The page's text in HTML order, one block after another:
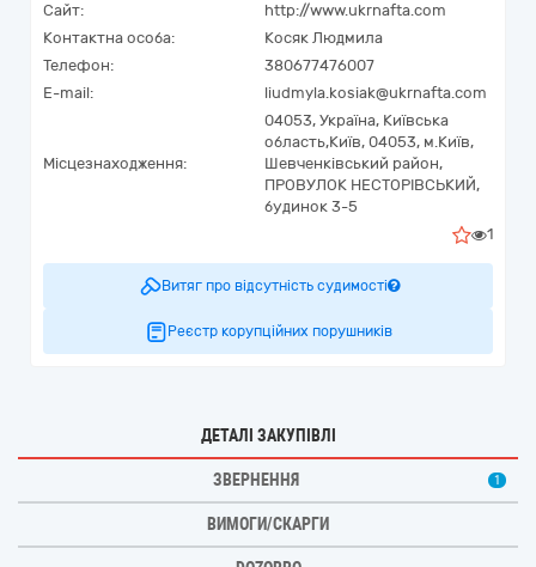
Сайт:
http://www.ukrnafta.com
Контактна особа:
Косяк Людмила
Телефон:
380677476007
E-mail:
liudmyla.kosiak@ukrnafta.com
Місцезнаходження:
04053, Україна, Київська
область,Київ, 04053, м.Київ,
Шевченківський район,
ПРОВУЛОК НЕСТОРІВСЬКИЙ,
будинок 3-5
1
Витяг про відсутність судимості
Реєстр корупційних порушників
ДЕТАЛІ ЗАКУПІВЛІ
ЗВЕРНЕННЯ 1
ВИМОГИ/СКАРГИ